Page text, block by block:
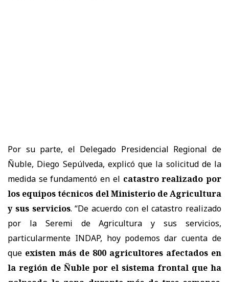
Por su parte, el Delegado Presidencial Regional de
Ñuble, Diego Sepúlveda, explicó que la solicitud de la
medida se fundamentó en el catastro realizado por
los equipos técnicos del Ministerio de Agricultura
y sus servicios. “De acuerdo con el catastro realizado
por la Seremi de Agricultura y sus servicios,
particularmente INDAP, hoy podemos dar cuenta de
que existen más de 800 agricultores afectados en
la región de Ñuble por el sistema frontal que ha